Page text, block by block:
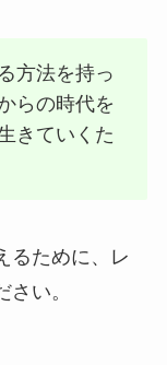
方法を持っ
らの時代を
きていくた
るために、レ
い。